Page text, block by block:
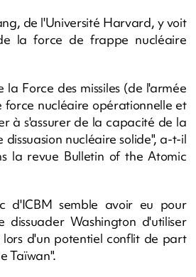
de l'Université Harvard, y voit
la force de frappe nucléaire
la Force des missiles (de l'armée
force nucléaire opérationnelle et
à s'assurer de la capacité de la
nucléaire solide", a-t-il
la revue Bulletin of the Atomic
d'ICBM semble avoir eu pour
dissuader Washington d'utiliser
lors d'un potentiel conflit de part
Taïwan".